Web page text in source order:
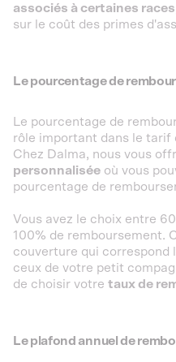
associés à certaines races
sur le coût des primes
Le pourcentage de
Le pourcentage de
rôle important dans le tarif
Chez Dalma, nous vous
personnalisée où vous
pourcentage de
Vous avez le choix entre
100% de remboursement.
couverture qui correspond
ceux de votre petit
de choisir votre taux de
Le plafond annuel de